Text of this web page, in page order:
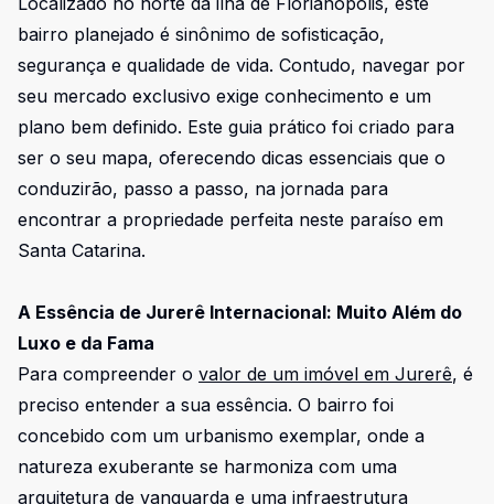
bairro planejado é sinônimo de sofisticação,
segurança e qualidade de vida. Contudo, navegar por
seu mercado exclusivo exige conhecimento e um
plano bem definido. Este guia prático foi criado para
ser o seu mapa, oferecendo dicas essenciais que o
conduzirão, passo a passo, na jornada para
encontrar a propriedade perfeita neste paraíso em
Santa Catarina.
A Essência de Jurerê Internacional: Muito Além do
Luxo e da Fama
Para compreender o valor de um imóvel em Jurerê, é
preciso entender a sua essência. O bairro foi
concebido com um urbanismo exemplar, onde a
natureza exuberante se harmoniza com uma
arquitetura de vanguarda e uma infraestrutura